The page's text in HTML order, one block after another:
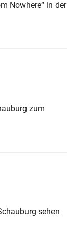
Nowhere“ in der
zum
sehen